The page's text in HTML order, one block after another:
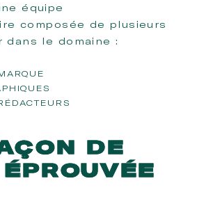
équipe
composée de plusieurs
dans le domaine :
DE
ÉPROUVÉE